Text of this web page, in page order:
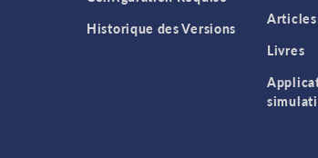
Historique des Versions
Articles
Livres